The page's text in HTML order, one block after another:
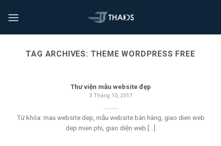
TAG ARCHIVES: THEME WORDPRESS FREE
Thư viện mẫu website đẹp
3 Tháng 10, 2017
Từ khóa: mau website dep, mẫu website bán hàng, giao dien web
dep mien phi, giao diện web [...]